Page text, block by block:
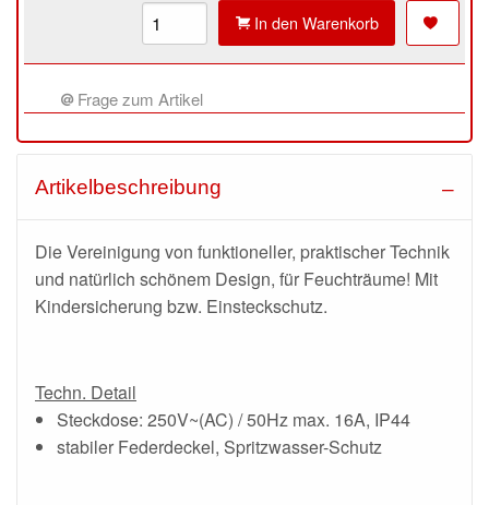
In den Warenkorb
Frage zum Artikel
Artikelbeschreibung
Die Vereinigung von funktioneller, praktischer Technik
und natürlich schönem Design, für Feuchträume! Mit
Kindersicherung bzw. Einsteckschutz.
Techn. Detail
Steckdose: 250V~(AC) / 50Hz max. 16A, IP44
stabiler Federdeckel, Spritzwasser-Schutz